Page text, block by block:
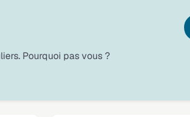
Pourquoi pas vous ?